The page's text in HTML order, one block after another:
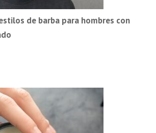
de barba para hombres con